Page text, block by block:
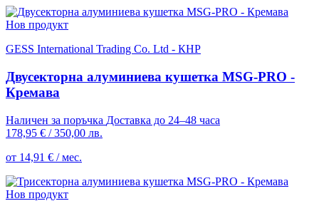
Нов продукт
GESS International Trading Co. Ltd - КНР
Двусекторна алуминиева кушетка MSG-PRO -
Кремава
Наличен за поръчка Доставка до 24–48 часа
178,95 € / 350,00 лв.
от 14,91 € / мес.
Нов продукт